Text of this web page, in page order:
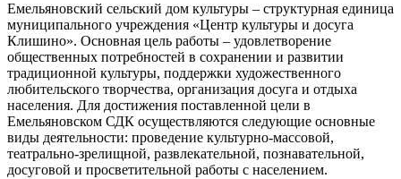
Емельяновский сельский дом культуры – структурная единица
муниципального учреждения «Центр культуры и досуга
Клишино». Основная цель работы – удовлетворение
общественных потребностей в сохранении и развитии
традиционной культуры, поддержки художественного
любительского творчества, организация досуга и отдыха
населения. Для достижения поставленной цели в
Емельяновском СДК осуществляются следующие основные
виды деятельности: проведение культурно-массовой,
театрально-зрелищной, развлекательной, познавательной,
досуговой и просветительной работы с населением.